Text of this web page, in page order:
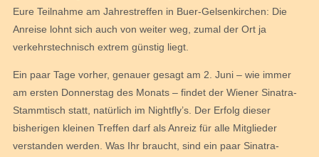
Eure Teilnahme am Jahrestreffen in Buer-Gelsenkirchen: Die
Anreise lohnt sich auch von weiter weg, zumal der Ort ja
verkehrstechnisch extrem günstig liegt.
Ein paar Tage vorher, genauer gesagt am 2. Juni – wie immer
am ersten Donnerstag des Monats – findet der Wiener Sinatra-
Stammtisch statt, natürlich im Nightfly’s. Der Erfolg dieser
bisherigen kleinen Treffen darf als Anreiz für alle Mitglieder
verstanden werden. Was Ihr braucht, sind ein paar Sinatra-